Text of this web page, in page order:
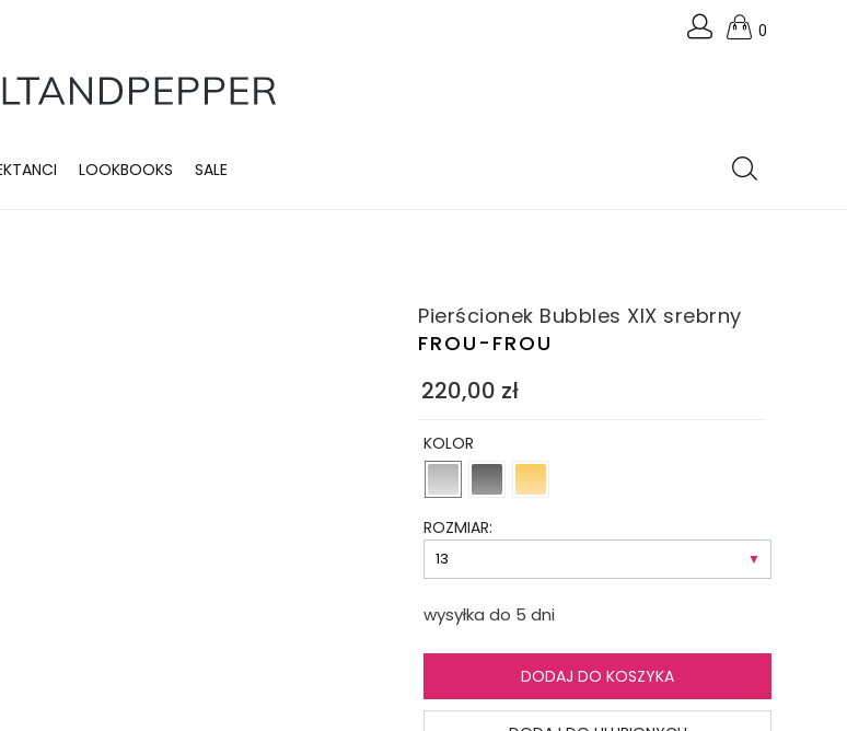
0
LOOKBOOKS SALE
Pierścionek Bubbles XIX srebrny
FROU-FROU
220,00 zł
KOLOR
ROZMIAR:
wysyłka do 5 dni
DODAJ DO KOSZYKA